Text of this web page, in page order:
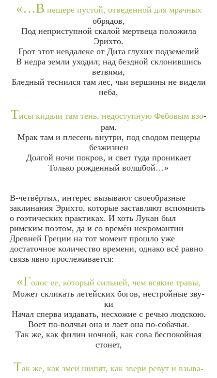
«…В пеще­ре пус­той, отве­ден­ной для мрач­ных
обрядов,
Под непри­с­туп­ной ска­лой мерт­ве­ца поло­жи­ла
Эрих­то.
Грот этот невда­ле­ке от Дита глу­хих под­зе­ме­лий
В нед­ра зем­ли ухо­дил; над без­дной скло­нив­шись
вет­вя­ми,
Блед­ный тес­нил­ся там лес, чьи вер­ши­ны не виде­ли
неба,
Тисы кида­ли там тень, недо­с­туп­ную Фебо­вым взо­
рам.
Мрак там и пле­сень внут­ри, под сво­дом пеще­ры
без­жиз­нен
Дол­гой ночи покров, и свет туда про­ни­ка­ет
Толь­ко рож­ден­ный волш­бой…»
В-четвёртых, интерес вызывают своеобразные
заклинания Эрихто, которые заставляют вспомнить
о гоэтических практиках. И хоть Лукан был
римским поэтом, да и со времён некромантии
Древней Греции на тот момент прошло уже
достаточное количество времени, однако всё равно
связь явно прослеживается:
«Голос ее, кото­рый силь­ней, чем вся­кие тра­вы,
Может скли­кать летей­ских богов, нес­трой­ные зву­
ки
Начал спер­ва изда­вать, несхо­жие с речью люд­скою.
Воет по-вол­чьи она и лает она по-соба­чьи.
Так же, как филин ноч­ной, как сова бес­по­кой­ная
стонет,
Так же, как змеи шипят, как зве­ри ревут и взы­ва­